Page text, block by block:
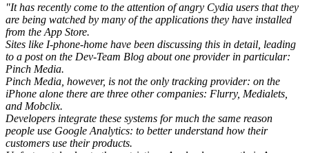
"It has recently come to the attention of angry Cydia users that they
are being watched by many of the applications they have installed
from the App Store.
Sites like I-phone-home have been discussing this in detail, leading
to a post on the Dev-Team Blog about one provider in particular:
Pinch Media.
Pinch Media, however, is not the only tracking provider: on the
iPhone alone there are three other companies: Flurry, Medialets,
and Mobclix.
Developers integrate these systems for much the same reason
people use Google Analytics: to better understand how their
customers use their products.